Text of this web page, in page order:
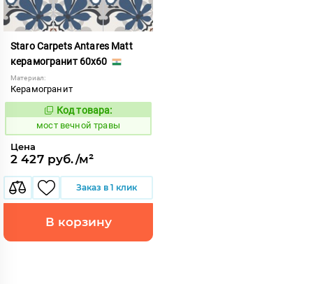
Staro Carpets Antares Matt
керамогранит 60x60
Материал:
Керамогранит
1017357
Код товара:
мост вечной травы
Цена
2 427 руб./м²
Заказ в 1 клик
В корзину